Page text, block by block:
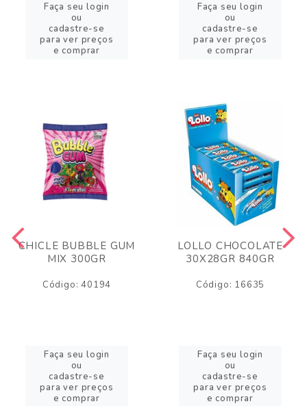
Faça seu login
ou
cadastre-se
para ver preços
e comprar
Faça seu login
ou
cadastre-se
para ver preços
e comprar
CHICLE BUBBLE GUM
MIX 300GR
Código: 40194
Faça seu login
ou
cadastre-se
para ver preços
e comprar
LOLLO CHOCOLATE
30X28GR 840GR
Código: 16635
Faça seu login
ou
cadastre-se
para ver preços
e comprar